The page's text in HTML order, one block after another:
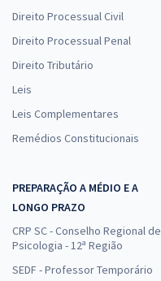
Direito Processual Civil
Direito Processual Penal
Direito Tributário
Leis
Leis Complementares
Remédios Constitucionais
PREPARAÇÃO A MÉDIO E A
LONGO PRAZO
CRP SC - Conselho Regional de
Psicologia - 12ª Região
SEDF - Professor Temporário